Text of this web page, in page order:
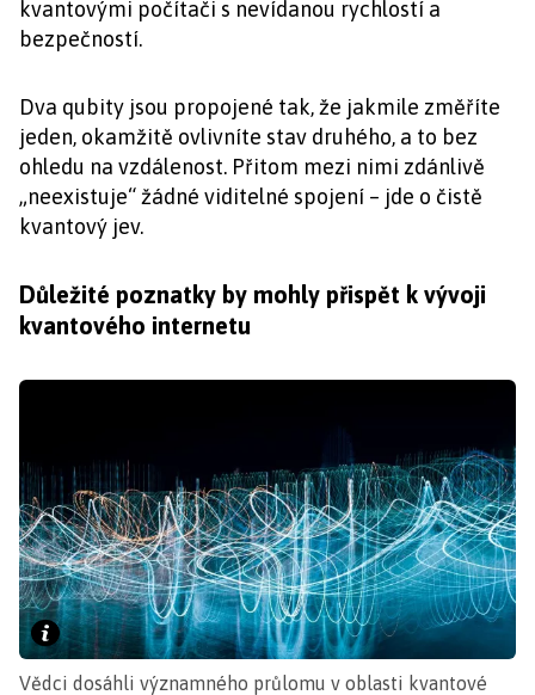
kvantovými počítači s nevídanou rychlostí a
bezpečností.
Dva qubity jsou propojené tak, že jakmile změříte
jeden, okamžitě ovlivníte stav druhého, a to bez
ohledu na vzdálenost. Přitom mezi nimi zdánlivě
„neexistuje“ žádné viditelné spojení – jde o čistě
kvantový jev.
Důležité poznatky by mohly přispět k vývoji
kvantového internetu
Vědci dosáhli významného průlomu v oblasti kvantové